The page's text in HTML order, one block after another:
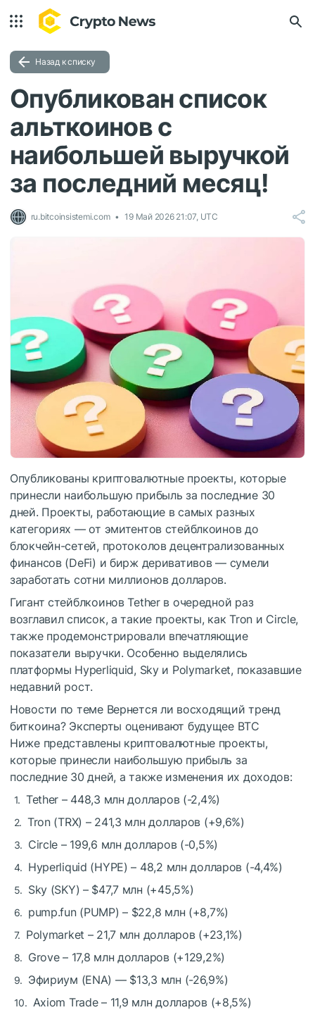
Назад к списку
Опубликован список
альткоинов с
наибольшей выручкой
за последний месяц!
ru.bitcoinsistemi.com 19 Май 2026 21:07, UTC
Опубликованы криптовалютные проекты, которые
принесли наибольшую прибыль за последние 30
дней. Проекты, работающие в самых разных
категориях — от эмитентов стейблкоинов до
блокчейн-сетей, протоколов децентрализованных
финансов (DeFi) и бирж деривативов — сумели
заработать сотни миллионов долларов.
Гигант стейблкоинов Tether в очередной раз
возглавил список, а такие проекты, как Tron и Circle,
также продемонстрировали впечатляющие
показатели выручки. Особенно выделялись
платформы Hyperliquid, Sky и Polymarket, показавшие
недавний рост.
Новости по теме Вернется ли восходящий тренд
биткоина? Эксперты оценивают будущее BTC
Ниже представлены криптовалютные проекты,
которые принесли наибольшую прибыль за
последние 30 дней, а также изменения их доходов:
Tether – 448,3 млн долларов (-2,4%)
Tron (TRX) – 241,3 млн долларов (+9,6%)
Circle – 199,6 млн долларов (-0,5%)
Hyperliquid (HYPE) – 48,2 млн долларов (-4,4%)
Sky (SKY) – $47,7 млн (+45,5%)
pump.fun (PUMP) – $22,8 млн (+8,7%)
Polymarket – 21,7 млн долларов (+23,1%)
Grove – 17,8 млн долларов (+129,2%)
Эфириум (ENA) — $13,3 млн (-26,9%)
Axiom Trade – 11,9 млн долларов (+8,5%)